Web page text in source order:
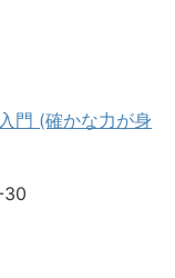
門 (確かな力が身
30